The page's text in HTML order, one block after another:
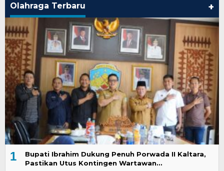
Olahraga Terbaru +
1
Bupati Ibrahim Dukung Penuh Porwada II Kaltara,
Pastikan Utus Kontingen Wartawan…